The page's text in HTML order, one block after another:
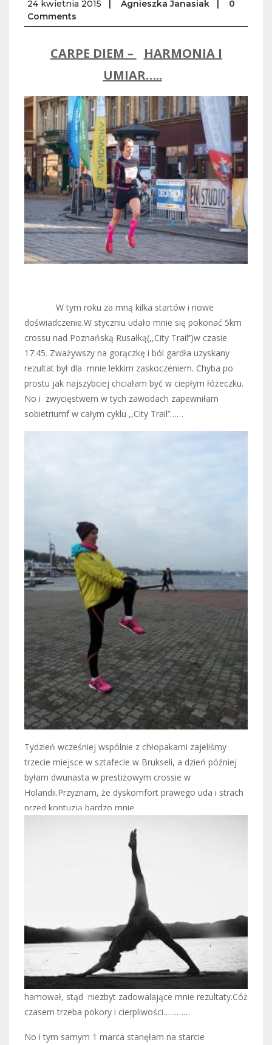
24 kwietnia 2015 Agnieszka Janasiak
0
Comments
CARPE DIEM –
HARMONIA I
UMIAR…..
W tym roku za mną kilka startów i nowe
doświadczenie.W styczniu udało mnie się pokonać 5km
crossu nad Poznańską Rusałką(,,City Trail’’)w czasie
17:45. Zważywszy na gorączkę i ból gardła uzyskany
rezultat był dla mnie lekkim zaskoczeniem. Chyba po
prostu jak najszybciej chciałam być w ciepłym łóżeczku.
No i zwycięstwem w tych zawodach zapewniłam
sobietriumf w całym cyklu ,,City Trail’’……
Tydzień wcześniej wspólnie z chłopakami zajeliśmy
trzecie miejsce w sztafecie w Brukseli, a dzień później
byłam dwunasta w prestiżowym crossie w
Holandii.Przyznam, że dyskomfort prawego uda i strach
przed kontuzją bardzo mnie
hamował, stąd niezbyt zadowalające mnie rezultaty.Cóż
czasem trzeba pokory i cierpliwości…………
No i tym samym 1 marca stanęłam na starcie